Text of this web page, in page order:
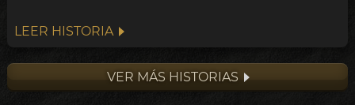
LEER HISTORIA
VER MÁS HISTORIAS